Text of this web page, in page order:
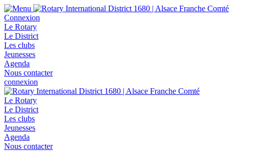
Connexion
Le Rotary
Le District
Les clubs
Jeunesses
Agenda
Nous contacter
connexion
Le Rotary
Le District
Les clubs
Jeunesses
Agenda
Nous contacter